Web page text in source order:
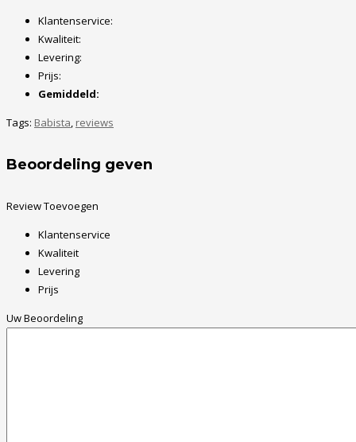
Klantenservice:
Kwaliteit:
Levering:
Prijs:
Gemiddeld:
Tags: Babista, reviews
Beoordeling geven
Review Toevoegen
Klantenservice
Kwaliteit
Levering
Prijs
Uw Beoordeling